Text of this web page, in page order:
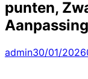
punten,
admin30/01/2026